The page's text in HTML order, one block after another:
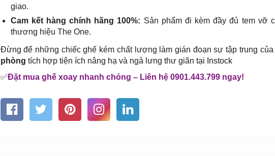
giao.
Cam kết hàng chính hãng 100%: Sản phẩm đi kèm đầy đủ tem vỡ
thương hiệu The One.
Đừng để những chiếc ghế kém chất lượng làm gián đoạn sự tập trung
phòng tích hợp tiện ích nâng hạ và ngả lưng thư giãn tại Instock
✅Đặt mua ghế xoay nhanh chóng – Liên hệ 0901.443.799 ngay!